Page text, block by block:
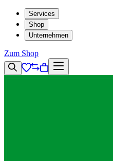
Services
Shop
Unternehmen
Zum Shop